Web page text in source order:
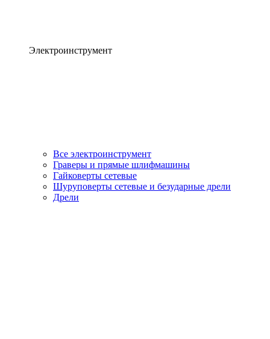
Электроинструмент
Все электроинструмент
Граверы и прямые шлифмашины
Гайковерты сетевые
Шуруповерты сетевые и безударные дрели
Дрели